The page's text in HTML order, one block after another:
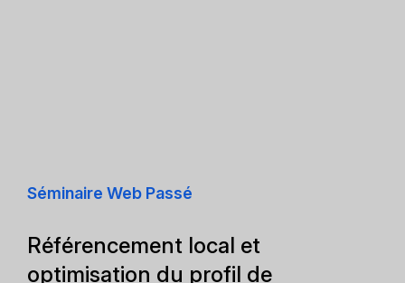
Séminaire Web Passé
Référencement local et
optimisation du profil de